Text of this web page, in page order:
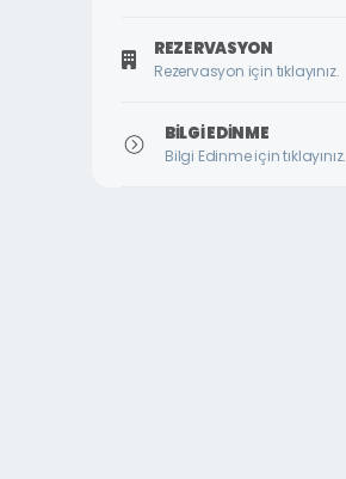
REZERVASYON
Rezervasyon için tıklayınız.
BILGI EDINME
Bilgi Edinme için tıklayınız.